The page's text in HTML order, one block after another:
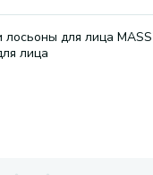
лосьоны для лица
лица